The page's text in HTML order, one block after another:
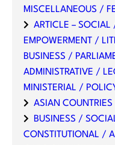
MISCELLANEOUS /
ARTICLE –
EMPOWERMENT /
BUSINESS /
ADMINISTRATIVE /
MINISTERIAL /
ASIAN COUNTRIES
BUSINESS /
CONSTITUTIONAL /